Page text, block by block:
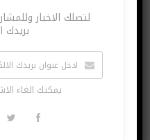
“التكنولوجيا الذكية”
في صور برعاية الوزير
أفيوني والنائبة عز
لتصلك الاخبار
بريدك
يمكنك الغاء